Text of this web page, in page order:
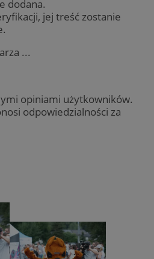
dodana.
jej treść zostanie
...
opiniami użytkowników.
odpowiedzialności za